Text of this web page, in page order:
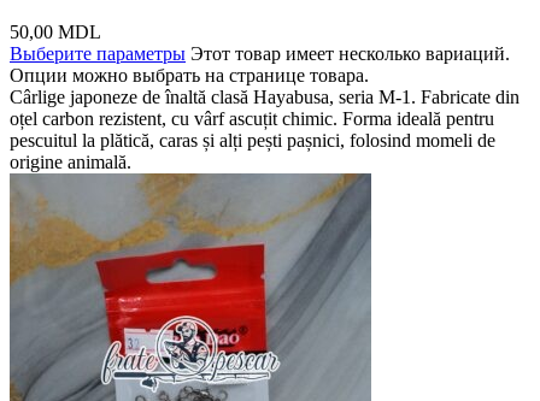
50,00 MDL
Выберите параметры Этот товар имеет несколько вариаций.
Опции можно выбрать на странице товара.
Cârlige japoneze de înaltă clasă Hayabusa, seria M-1. Fabricate din
oțel carbon rezistent, cu vârf ascuțit chimic. Forma ideală pentru
pescuitul la plătică, caras și alți pești pașnici, folosind momeli de
origine animală.